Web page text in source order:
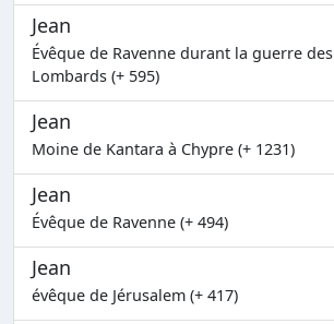
Jean
Évêque de Ravenne durant la guerre des
Lombards (+ 595)
Jean
Moine de Kantara à Chypre (+ 1231)
Jean
Évêque de Ravenne (+ 494)
Jean
évêque de Jérusalem (+ 417)